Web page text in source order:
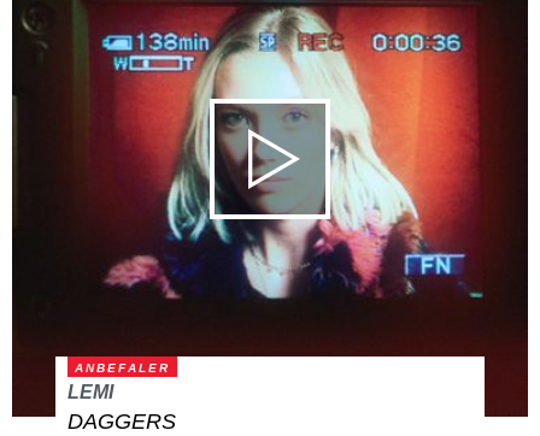
ANBEFALER
LEMI
DAGGERS